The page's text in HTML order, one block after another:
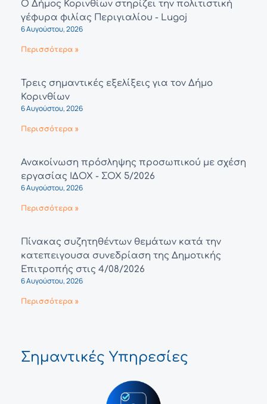
Ο Δήμος Κορινθίων στηρίζει την πολιτιστική
γέφυρα φιλίας Περιγιαλίου - Lugoj
6 Αυγούστου, 2026
Περισσότερα »
Τρεις σημαντικές εξελίξεις για τον Δήμο
Κορινθίων
6 Αυγούστου, 2026
Περισσότερα »
Ανακοίνωση πρόσληψης προσωπικού με σχέση
εργασίας ΙΔΟΧ - ΣΟΧ 5/2026
6 Αυγούστου, 2026
Περισσότερα »
Πίνακας συζητηθέντων θεμάτων κατά την
κατεπειγουσα συνεδρίαση της Δημοτικής
Επιτροπής στις 4/08/2026
6 Αυγούστου, 2026
Περισσότερα »
Σημαντικές Υπηρεσίες